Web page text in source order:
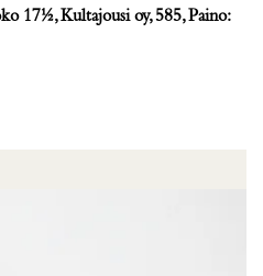
17½, Kultajousi oy, 585, Paino: